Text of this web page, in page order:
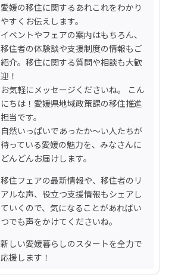
愛媛の移住に関するあれこれをわかり
やすくお伝えします。
イベントやフェアの案内はもちろん、
移住者の体験談や支援制度の情報もご
紹介。移住に関する質問や相談も大歓
迎！
お気軽にメッセージくださいね。 こん
にちは！愛媛県地域政策課の移住推進
担当です。
自然いっぱいであったか〜い人たちが
待っている愛媛の魅力を、みなさんに
どんどんお届けします。
移住フェアの最新情報や、移住者のリ
アルな声、役立つ支援情報もシェアし
ていくので、気になることがあればい
つでも声をかけてくださいね。
新しい愛媛暮らしのスタートを全力で
応援します！